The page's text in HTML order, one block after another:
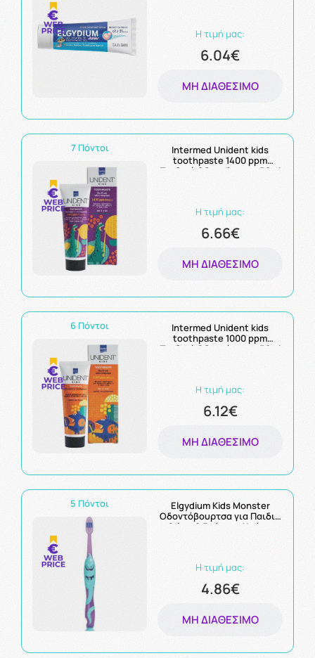
Η τιμή μας:
6.04€
ΜΗ ΔΙΑΘΈΣΙΜΟ
7 Πόντοι
Intermed Unident kids
toothpaste 1400 ppm
Παιδική Οδοντόκρεμα 50ml
Η τιμή μας:
6.66€
ΜΗ ΔΙΑΘΈΣΙΜΟ
6 Πόντοι
Intermed Unident kids
toothpaste 1000 ppm
Παιδική Οδοντόκρεμα 50ml
Η τιμή μας:
6.12€
ΜΗ ΔΙΑΘΈΣΙΜΟ
5 Πόντοι
Elgydium Kids Monster
Οδοντόβουρτσα για Παιδιά
2 έως 6 Ετών, σε Χρώμα
Η τιμή μας:
4.86€
ΜΗ ΔΙΑΘΈΣΙΜΟ